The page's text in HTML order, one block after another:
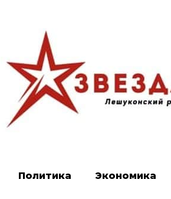
Политика Экономика